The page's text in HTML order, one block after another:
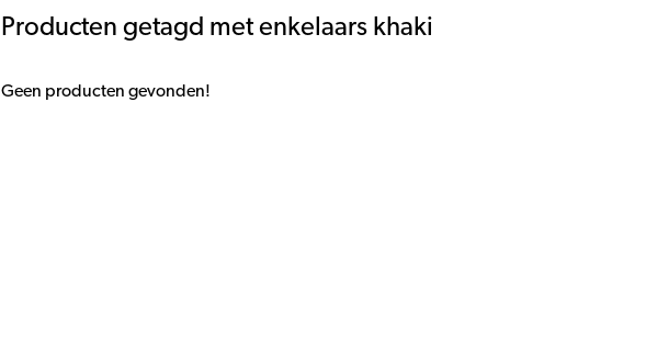
Producten getagd met enkelaars khaki
Geen producten gevonden!